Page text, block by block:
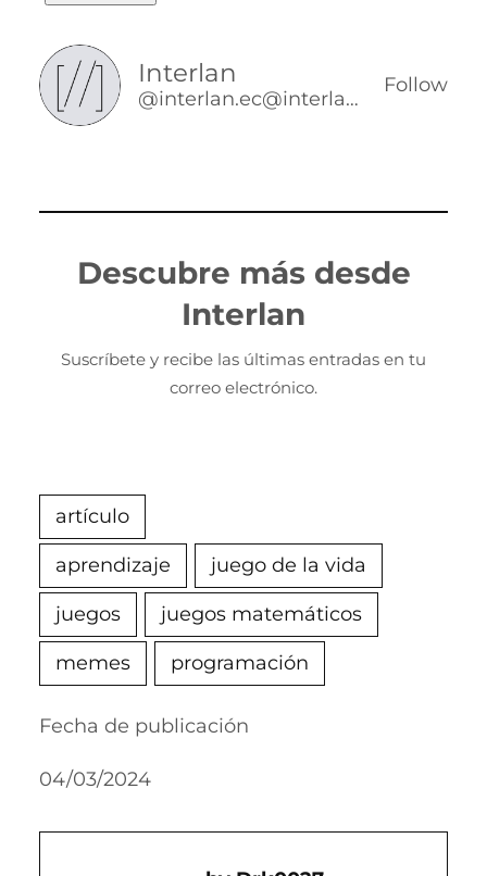
Interlan
@interlan.ec@interlan.ec
Follow
Descubre más desde
Interlan
Suscríbete y recibe las últimas entradas en tu
correo electrónico.
artículo
aprendizaje juego de la vida
juegos juegos matemáticos
memes programación
Fecha de publicación
04/03/2024